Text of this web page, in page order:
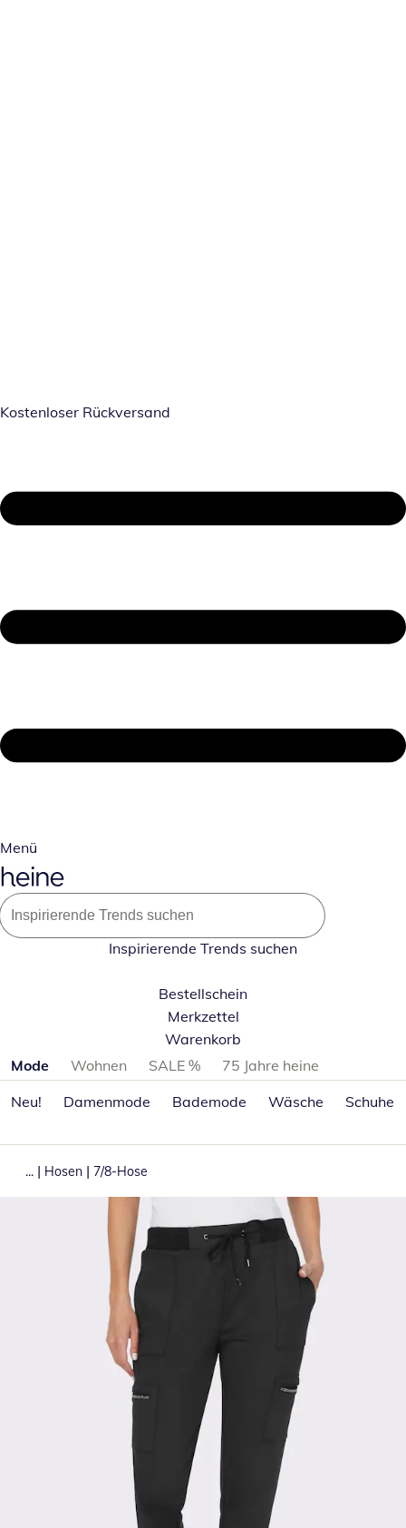
Kostenloser Rückversand
Menü
Inspirierende Trends suchen
Bestellschein
Merkzettel
Warenkorb
Produktkategorien überspringen
Mode Wohnen SALE %
75 Jahre heine
Neu!
Damenmode Bademode Wäsche Schuhe
... | Hosen | 7/8-Hose